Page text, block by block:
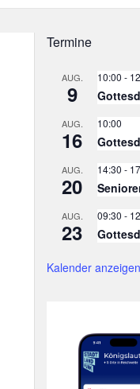
Termine
AUG.
9
10:00 -
AUG.
16
10:00
AUG.
20
14:30 -
AUG.
23
09:30 -
Kalender anzeigen